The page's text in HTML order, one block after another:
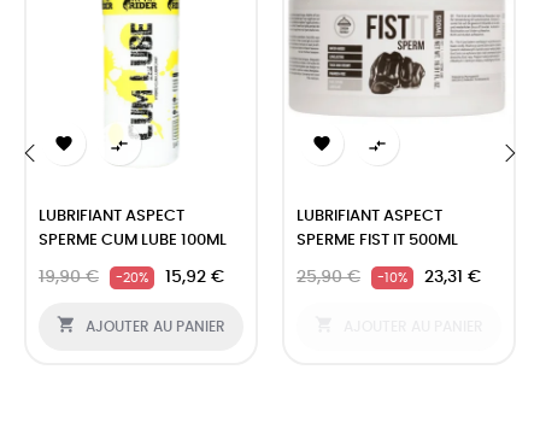
 
LUBRIFIANT ASPECT
SPERME CUM LUBE 100ML
19,90 € -20% 15,92 €
 AJOUTER AU PANIER
 
LUBRIFIANT ASPECT
SPERME FIST IT 500ML
25,90 € -10% 23,31 €